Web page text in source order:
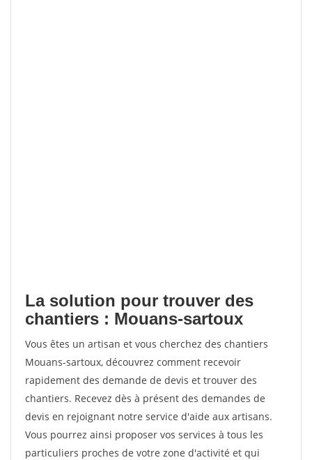
La solution pour trouver des
chantiers : Mouans-sartoux
Vous êtes un artisan et vous cherchez des chantiers
Mouans-sartoux, découvrez comment recevoir
rapidement des demande de devis et trouver des
chantiers. Recevez dès à présent des demandes de
devis en rejoignant notre service d'aide aux artisans.
Vous pourrez ainsi proposer vos services à tous les
particuliers proches de votre zone d'activité et qui